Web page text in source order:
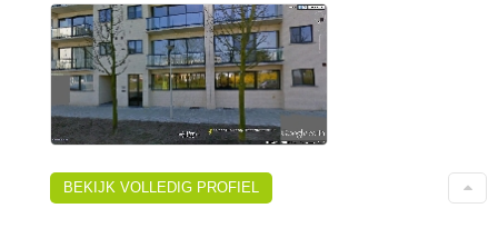
BEKIJK VOLLEDIG PROFIEL